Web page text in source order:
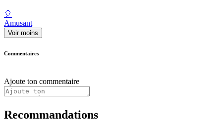
🎈
Amusant
Voir moins
Commentaires
Ajoute ton commentaire
Recommandations